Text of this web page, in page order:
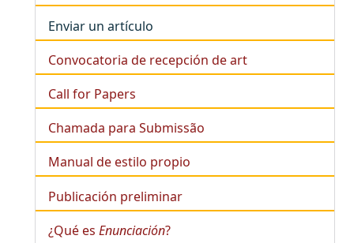
Enviar un artículo
Convocatoria de recepción de art
Call for Papers
Chamada para Submissão
Manual de estilo propio
Publicación preliminar
¿Qué es Enunciación?